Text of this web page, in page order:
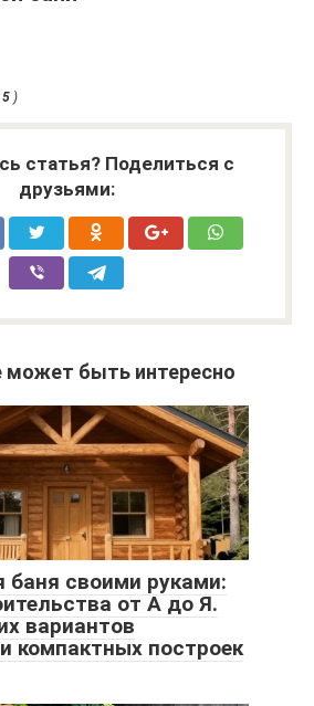
5 )
статья? Поделиться с
друзьями:
может быть интересно
своими руками:
от А до Я.
вариантов
компактных построек